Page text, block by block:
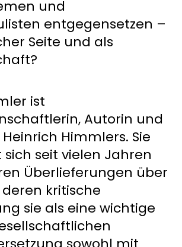
und
entgegensetzen –
Seite und als
ist
Autorin und
Himmlers. Sie
seit vielen Jahren
Überlieferungen über
deren kritische
sie als eine wichtige